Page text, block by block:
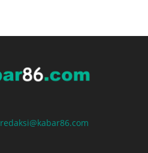
redaksi@kabar86.com